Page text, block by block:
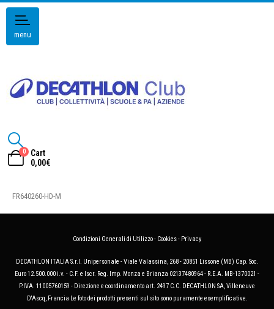
menu
0
Cart
0,00€
FR640260-HD-M
Condizioni Generali di Utilizzo- Cookies- Privacy
DECATHLON ITALIA S.r.l. Unipersonale - Viale Valassina, 268 - 20851 Lissone (MB) Cap. Soc.
Euro 12.500.000 i.v. - C.F. e Iscr. Reg. Imp. Monza e Brianza 02137480964 - R.E.A. MB-1370021 -
P.IVA. 11005760159 - Direzione e coordinamento art. 2497 C.C. DECATHLON SA, Villeneuve
D'Ascq, Francia Le foto dei prodotti presenti sul sito sono puramente esemplificative.